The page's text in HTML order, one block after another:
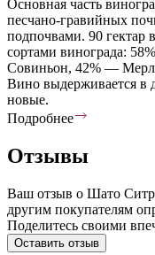
Основная часть
песчано-гравийных
подпочвами. 90 гектар
сортами винограда:
Совиньон, 42% —
Вино выдерживается в
новые.
Подробнее
Отзывы
Ваш отзыв о Шато
другим покупателям
Поделитесь своими
Оставить отзыв